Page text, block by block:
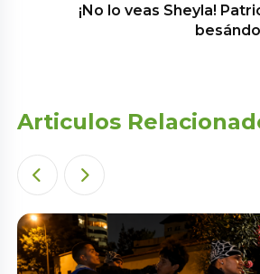
¡No lo veas Sheyla!
Articulos